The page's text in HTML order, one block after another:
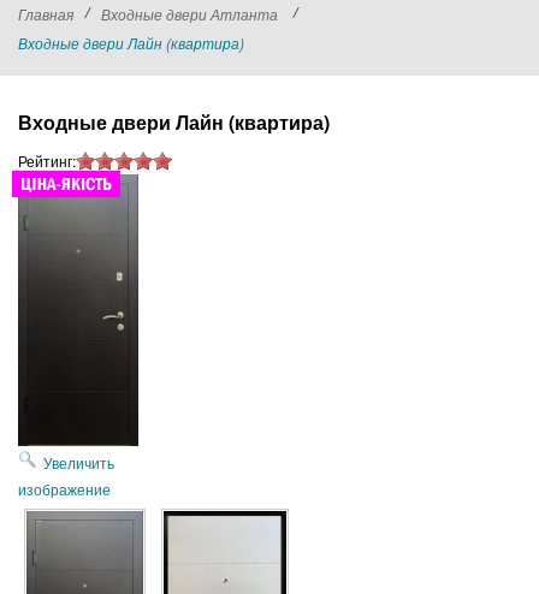
Главная / Входные двери Атланта
/
Входные двери Лайн (квартира)
Входные двери Лайн (квартира)
Рейтинг:
Увеличить
изображение